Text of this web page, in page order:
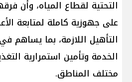
التحتية لقطاع المياه، وأن
على جهوزية كاملة لمتابعة
التأهيل اللازمة، بما
الخدمة وتأمين استمرارية
مختلف المناطق.